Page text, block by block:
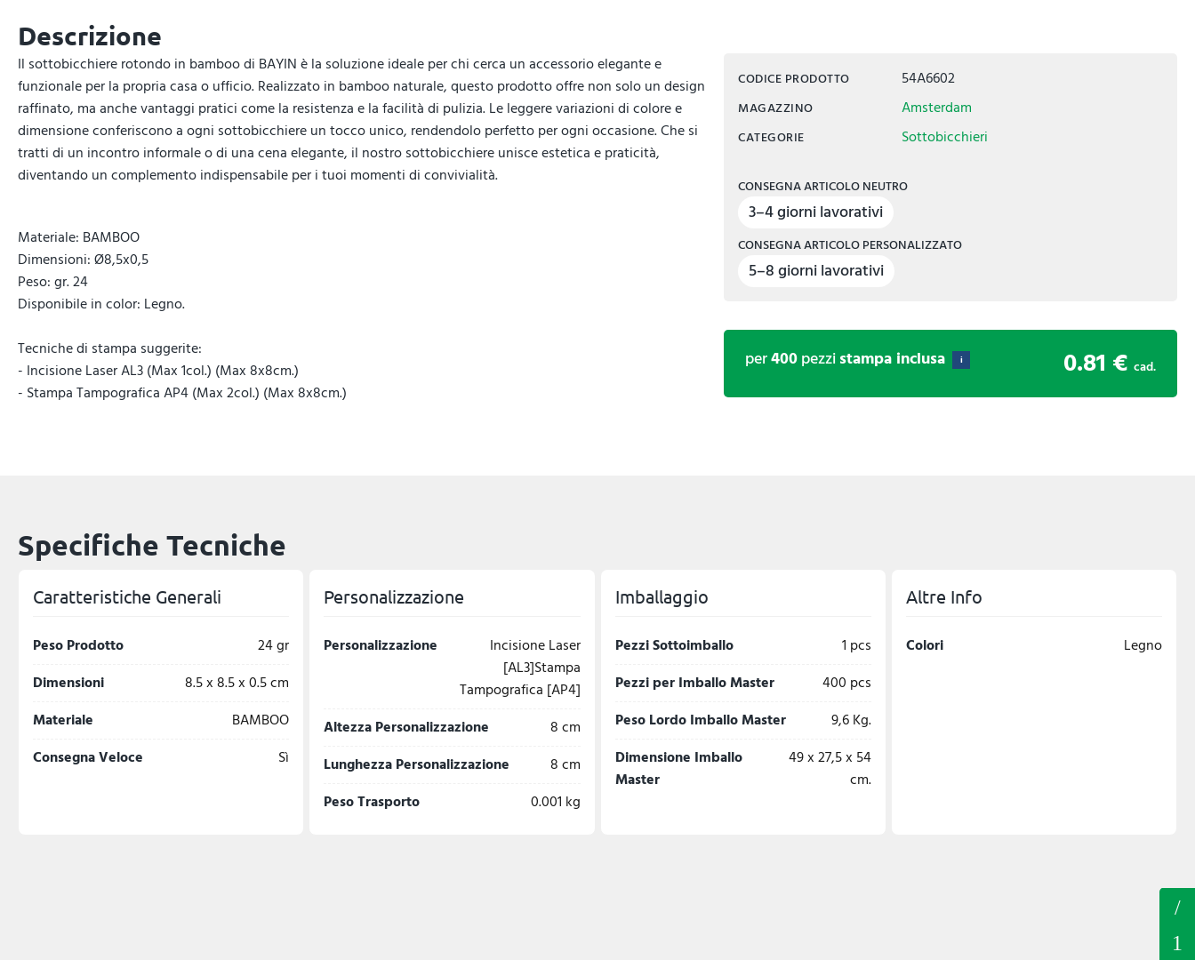
Descrizione
Il sottobicchiere rotondo in bamboo di BAYIN è la soluzione ideale per chi cerca un accessorio elegante e
funzionale per la propria casa o ufficio. Realizzato in bamboo naturale, questo prodotto offre non solo un design
raffinato, ma anche vantaggi pratici come la resistenza e la facilità di pulizia. Le leggere variazioni di colore e
dimensione conferiscono a ogni sottobicchiere un tocco unico, rendendolo perfetto per ogni occasione. Che si
tratti di un incontro informale o di una cena elegante, il nostro sottobicchiere unisce estetica e praticità,
diventando un complemento indispensabile per i tuoi momenti di convivialità.
Materiale: BAMBOO
Dimensioni: Ø8,5x0,5
Peso: gr. 24
Disponibile in color: Legno.
Tecniche di stampa suggerite:
- Incisione Laser AL3 (Max 1col.) (Max 8x8cm.)
- Stampa Tampografica AP4 (Max 2col.) (Max 8x8cm.)
CODICE PRODOTTO 54A6602
MAGAZZINO Amsterdam
CATEGORIE Sottobicchieri
CONSEGNA ARTICOLO NEUTRO
3–4 giorni lavorativi
CONSEGNA ARTICOLO PERSONALIZZATO
5–8 giorni lavorativi
per400pezzistampa inclusa i 0.81 € cad.
Specifiche Tecniche
Caratteristiche Generali
Peso Prodotto
24 gr
Dimensioni
8.5 x 8.5 x 0.5 cm
Materiale
BAMBOO
Consegna Veloce
Sì
Personalizzazione
Personalizzazione
Incisione Laser
[AL3]Stampa
Tampografica [AP4]
Altezza Personalizzazione
8 cm
Lunghezza Personalizzazione
8 cm
Peso Trasporto
0.001 kg
Imballaggio
Pezzi Sottoimballo
1 pcs
Pezzi per Imballo Master
400 pcs
Peso Lordo Imballo Master
9,6 Kg.
Dimensione Imballo
Master
49 x 27,5 x 54
cm.
Altre Info
Colori Legno